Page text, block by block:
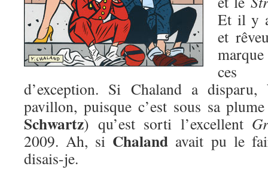
Et il y
et
ces
d’exception. Si Chaland a disparu,
pavillon, puisque c’est sous sa
Schwartz) qu’est sorti l’excellent
2009. Ah, si Chaland avait pu le
disais-je.